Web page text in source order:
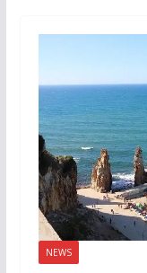
NEWS